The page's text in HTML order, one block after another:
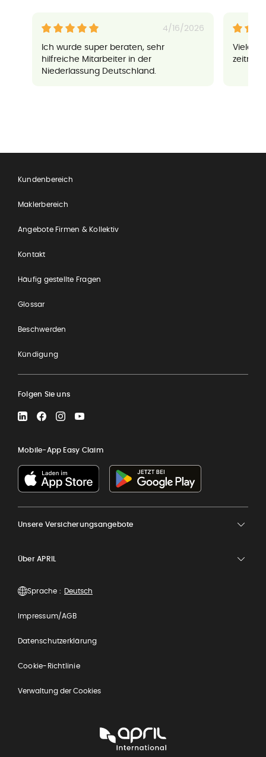
4/16/2026
Ich wurde super beraten, sehr
hilfreiche Mitarbeiter in der
Niederlassung Deutschland.
Vielen
Kundenbereich
Maklerbereich
Angebote Firmen & Kollektiv
Kontakt
Häufig gestellte Fragen
Glossar
Beschwerden
Kündigung
Folgen Sie uns
LinkedInFacebookInstagramYouTube
Mobile-App Easy Claim
Unsere Versicherungsangebote
Über APRIL
Sprache :
Impressum/AGB
Datenschutzerklärung
Cookie-Richtlinie
Verwaltung der Cookies
International